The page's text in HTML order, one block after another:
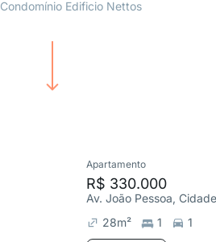
Condomínio Edificio Nettos
Apartamento
R$ 330.000
Av. João Pessoa,
28m² 1 1